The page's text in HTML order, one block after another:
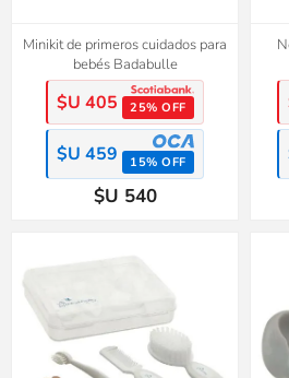
Minikit de primeros cuidados para
bebés Badabulle
$U 405 25% OFF
$U 459 15% OFF
$U 540